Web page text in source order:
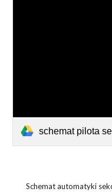
schemat pilota sekcji Matrix 908 do
Schemat automatyki